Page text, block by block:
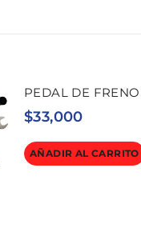
PEDAL DE
$33,000
AÑADIR AL CARRITO